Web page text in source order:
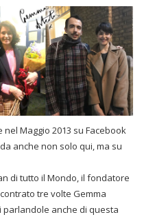
Maggio 2013 su Facebook
anche non solo qui, ma su
di tutto il Mondo, il fondatore
tre volte Gemma
anche di questa